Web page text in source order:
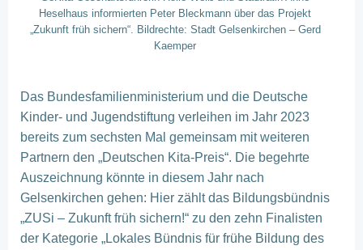
Heselhaus informierten Peter Bleckmann über das Projekt
„Zukunft früh sichern“. Bildrechte: Stadt Gelsenkirchen – Gerd
Kaemper
Das Bundesfamilienministerium und die Deutsche
Kinder- und Jugendstiftung verleihen im Jahr 2023
bereits zum sechsten Mal gemeinsam mit weiteren
Partnern den „Deutschen Kita-Preis“. Die begehrte
Auszeichnung könnte in diesem Jahr nach
Gelsenkirchen gehen: Hier zählt das Bildungsbündnis
„ZUSi – Zukunft früh sichern!“ zu den zehn Finalisten
der Kategorie „Lokales Bündnis für frühe Bildung des